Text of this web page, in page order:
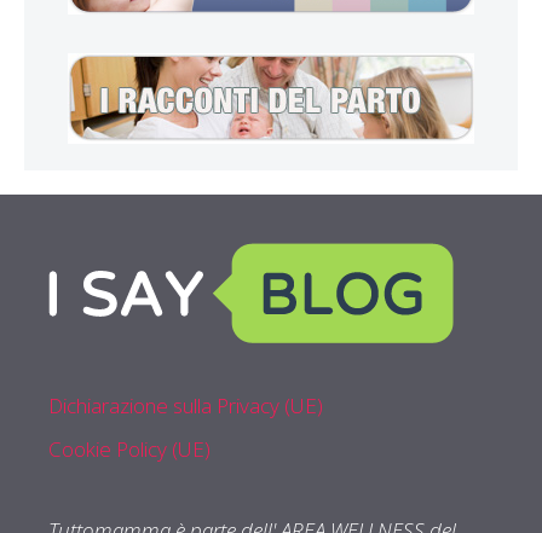
Dichiarazione sulla Privacy (UE)
Cookie Policy (UE)